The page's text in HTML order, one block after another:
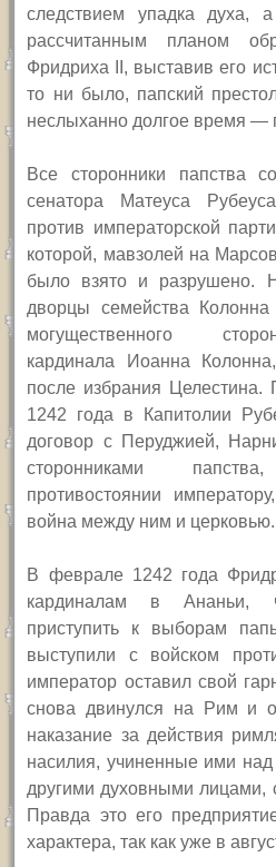
следствием упадка духа,
рассчитанным планом
Фридриха
II, выставив его
то ни было, папский
неслыханно долгое время —
Все сторонники папства
сенатора Матеуса
против императорской
которой, мавзолей на
было взято и разрушено.
дворцы семейства
могущественного
кардинала Иоанна
после избрания
1242 года в Капитолии
договор с Перуджией,
сторонниками
противостоянии
война между ним и церковью.
В феврале 1242 года
кардиналам в Ананьи,
приступить к выборам
выступили с войском
император оставил свой
снова двинулся на Рим и
наказание за действия
насилия, учиненные ими
другими духовными лицами,
Правда это его
характера, так как уже в